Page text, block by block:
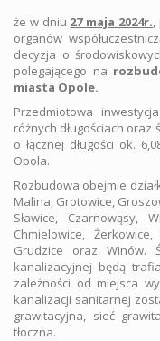
że w dniu 27 maja 2024r.,
organów
decyzja o
polegającego na
miasta Opole.
Przedmiotowa
różnych długościach
o łącznej długości ok.
Opola.
Rozbudowa obejmie
Malina, Grotowice,
Sławice, Czarnowąsy,
Chmielowice,
Grudzice oraz Winów.
kanalizacyjnej będą
zależności od miejsca
kanalizacji sanitarnej
grawitacyjna, sieć
tłoczna.